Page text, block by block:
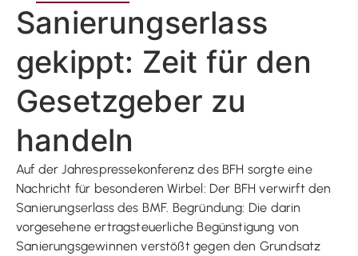
Sanierungserlass
gekippt: Zeit für den
Gesetzgeber zu
handeln
Auf der Jahrespressekonferenz des BFH sorgte eine
Nachricht für besonderen Wirbel: Der BFH verwirft den
Sanierungserlass des BMF. Begründung: Die darin
vorgesehene ertragsteuerliche Begünstigung von
Sanierungsgewinnen verstößt gegen den Grundsatz